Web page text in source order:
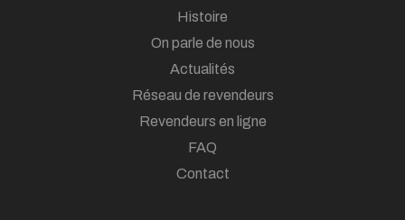
Histoire
On parle de nous
Actualités
Réseau de revendeurs
Revendeurs en ligne
FAQ
Contact